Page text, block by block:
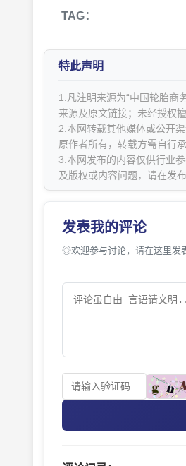
TAG：
特此声明
1.凡注明来源为“中国轮胎商
来源及原文链接；未经授权
2.本网转载其他媒体或公开
原作者所有，转载方需自行
3.本网发布的内容仅供行业
及版权或内容问题，请在发
发表我的评论
◎欢迎参与讨论，请在这里发